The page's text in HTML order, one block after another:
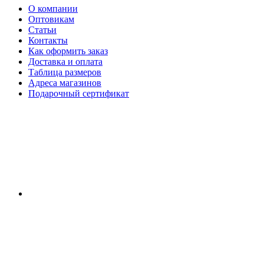
О компании
Оптовикам
Статьи
Контакты
Как оформить заказ
Доставка и оплата
Таблица размеров
Адреса магазинов
Подарочный сертификат